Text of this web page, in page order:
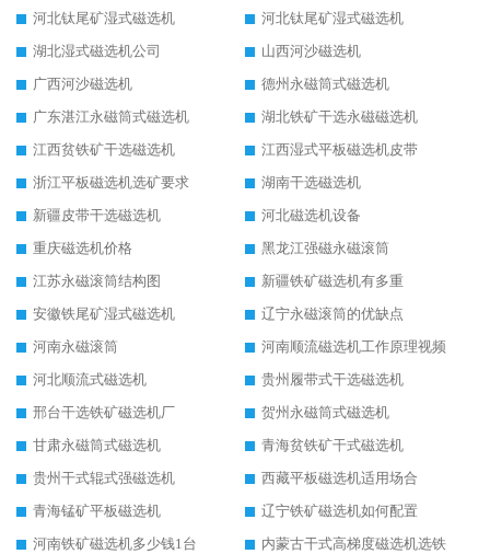
河北钛尾矿湿式磁选机
河北钛尾矿湿式磁选机
湖北湿式磁选机公司
山西河沙磁选机
广西河沙磁选机
德州永磁筒式磁选机
广东湛江永磁筒式磁选机
湖北铁矿干选永磁磁选机
江西贫铁矿干选磁选机
江西湿式平板磁选机皮带
浙江平板磁选机选矿要求
湖南干选磁选机
新疆皮带干选磁选机
河北磁选机设备
重庆磁选机价格
黑龙江强磁永磁滚筒
江苏永磁滚筒结构图
新疆铁矿磁选机有多重
安徽铁尾矿湿式磁选机
辽宁永磁滚筒的优缺点
河南永磁滚筒
河南顺流磁选机工作原理视频
河北顺流式磁选机
贵州履带式干选磁选机
邢台干选铁矿磁选机厂
贺州永磁筒式磁选机
甘肃永磁筒式磁选机
青海贫铁矿干式磁选机
贵州干式辊式强磁选机
西藏平板磁选机适用场合
青海锰矿平板磁选机
辽宁铁矿磁选机如何配置
河南铁矿磁选机多少钱1台
内蒙古干式高梯度磁选机选铁